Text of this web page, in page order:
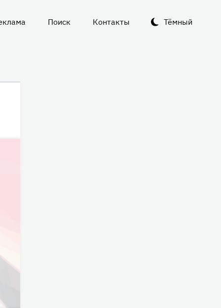
Тёмный
Поиск Контакты